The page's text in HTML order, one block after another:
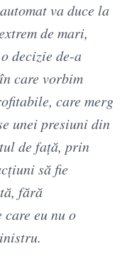
va duce la
de mari,
decizie de-a
care vorbim
care merg
unei presiuni din
de faţă, prin
să fie
fără
eu nu o